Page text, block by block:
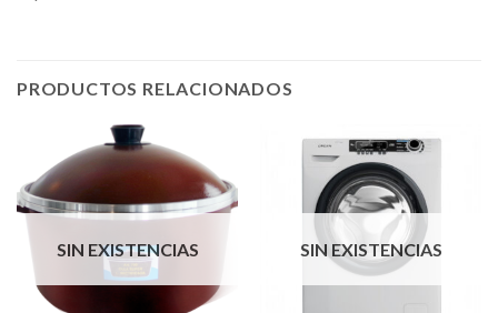
PRODUCTOS RELACIONADOS
SIN EXISTENCIAS SIN EXISTENCIAS